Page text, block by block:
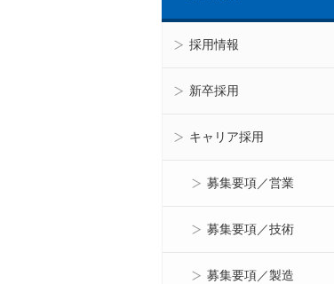
採用情報
新卒採用
キャリア採用
募集要項／営業
募集要項／技術
募集要項／製造